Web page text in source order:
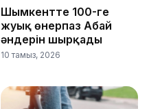
Шымкентте 100-ге
жуық өнерпаз Абай
әндерін шырқады
10 тамыз, 2026